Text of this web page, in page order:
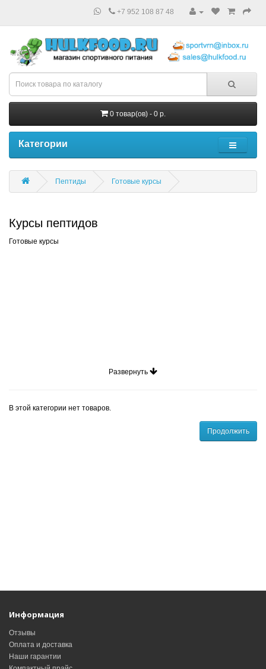
+7 952 108 87 48
0 товар(ов) - 0 р.
Категории
Пептиды Готовые курсы
Курсы пептидов
Готовые курсы
Развернуть
В этой категории нет товаров.
Продолжить
Информация
Отзывы
Оплата и доставка
Наши гарантии